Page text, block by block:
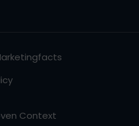
Context